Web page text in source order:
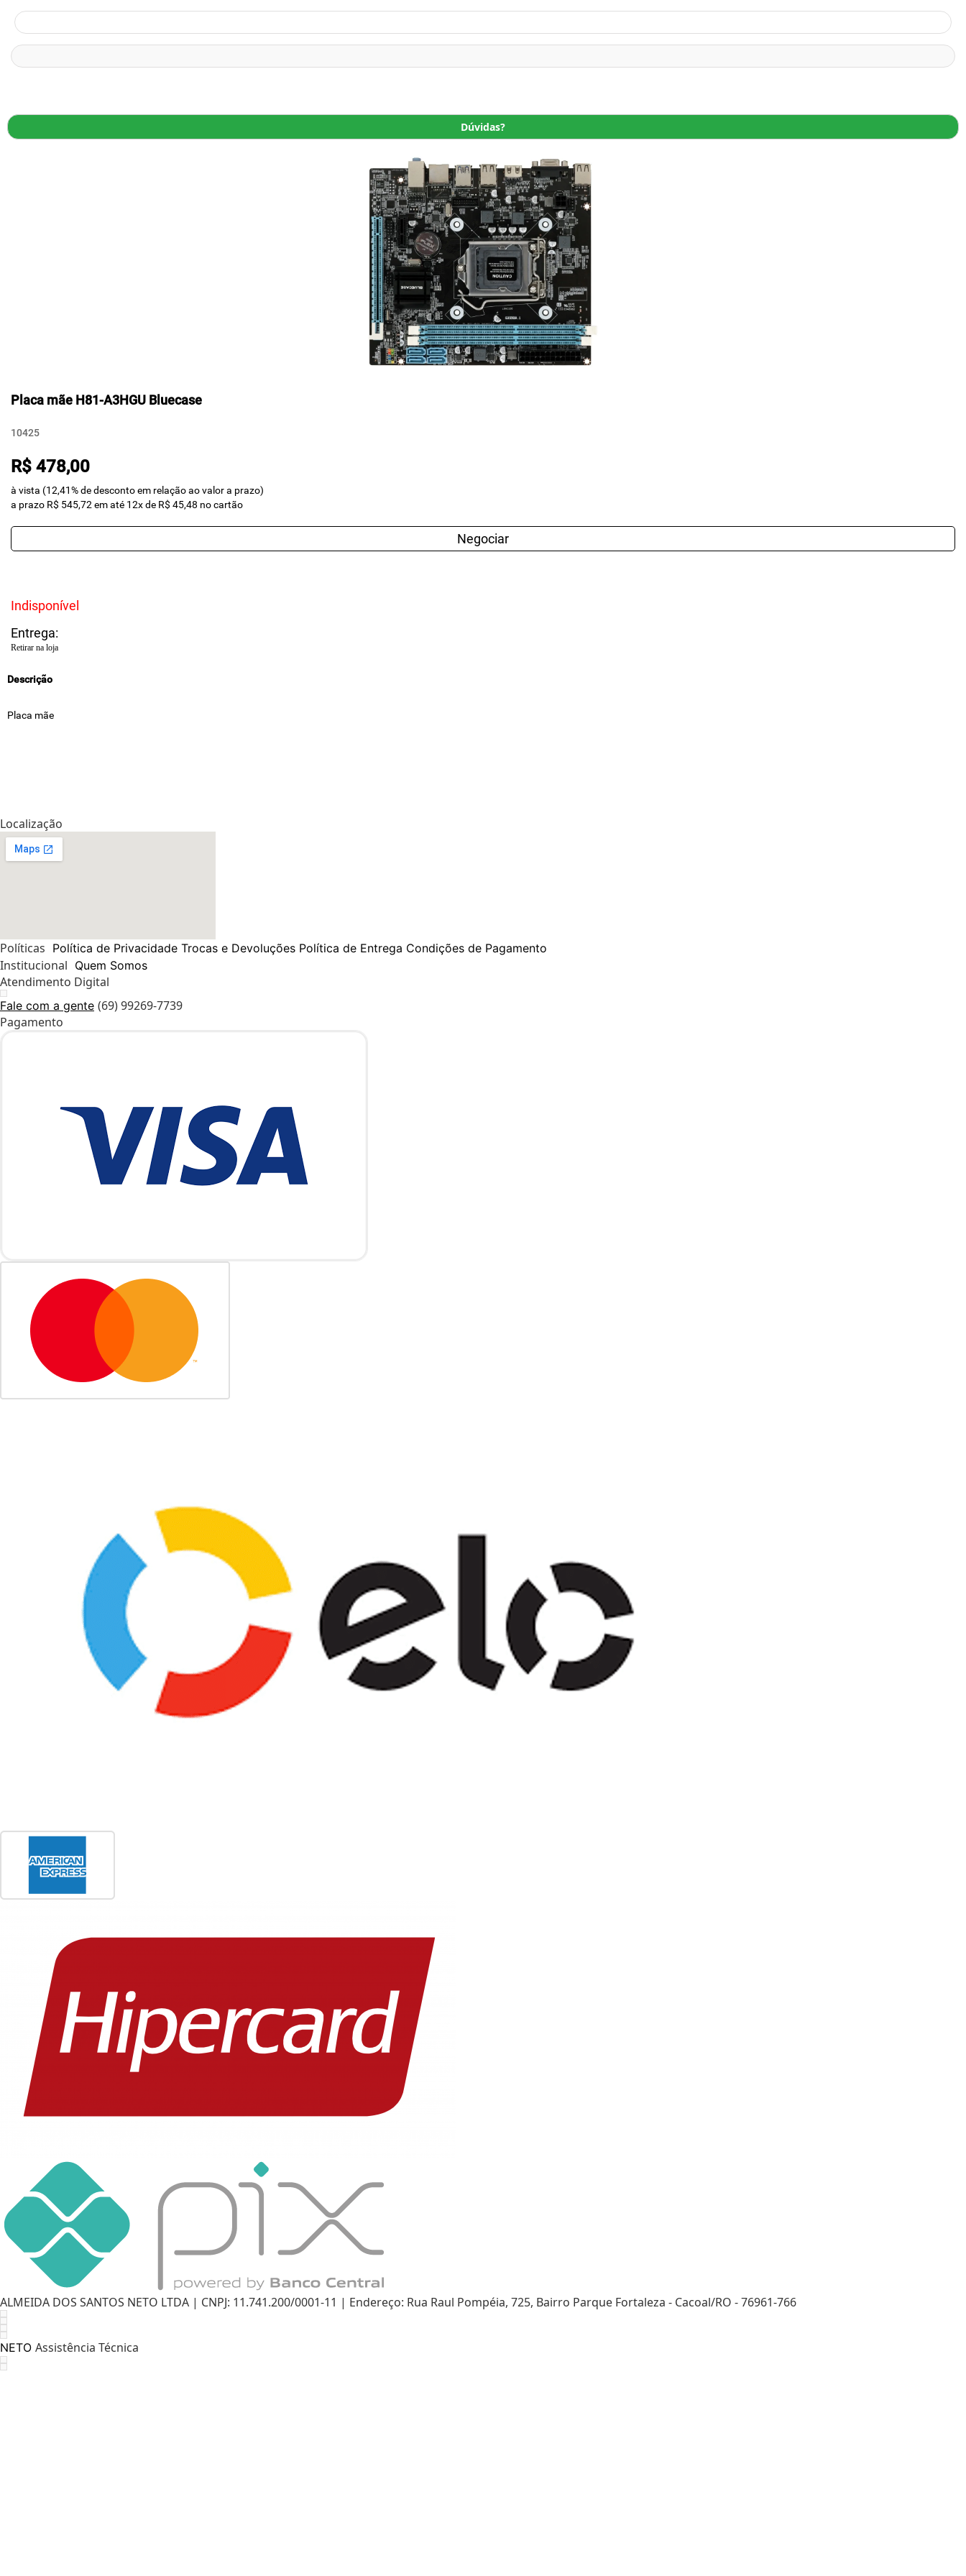
Dúvidas?
Placa mãe H81-A3HGU Bluecase
10425
R$ 478,00
à vista (12,41% de desconto em relação ao valor a prazo)
a prazo R$ 545,72 em até 12x de R$ 45,48 no cartão
Negociar
Indisponível
Entrega:
Retirar na loja
Descrição
Placa mãe
Localização
Políticas Política de Privacidade Trocas e Devoluções Política de Entrega Condições de Pagamento
Institucional Quem Somos
Atendimento Digital
Fale com a gente (69) 99269-7739
Pagamento
ALMEIDA DOS SANTOS NETO LTDA | CNPJ: 11.741.200/0001-11 | Endereço: Rua Raul Pompéia, 725, Bairro Parque Fortaleza - Cacoal/RO - 76961-766
NETO Assistência Técnica